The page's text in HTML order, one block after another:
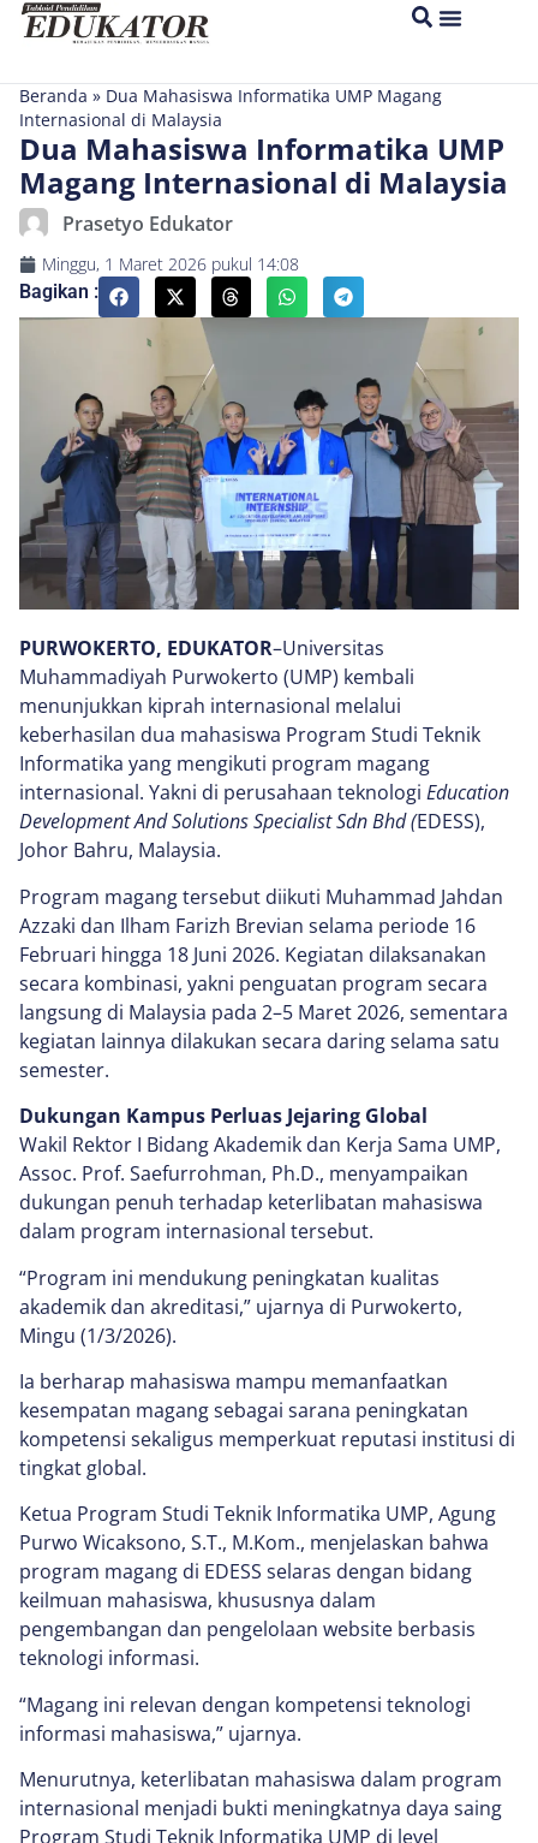
Beranda » Dua Mahasiswa Informatika UMP Magang
Internasional di Malaysia
Dua Mahasiswa Informatika UMP
Magang Internasional di Malaysia
Prasetyo Edukator
Minggu, 1 Maret 2026 pukul 14:08
Bagikan :
PURWOKERTO, EDUKATOR–Universitas
Muhammadiyah Purwokerto (UMP) kembali
menunjukkan kiprah internasional melalui
keberhasilan dua mahasiswa Program Studi Teknik
Informatika yang mengikuti program magang
internasional. Yakni di perusahaan teknologi Education
Development And Solutions Specialist Sdn Bhd (EDESS),
Johor Bahru, Malaysia.
Program magang tersebut diikuti Muhammad Jahdan
Azzaki dan Ilham Farizh Brevian selama periode 16
Februari hingga 18 Juni 2026. Kegiatan dilaksanakan
secara kombinasi, yakni penguatan program secara
langsung di Malaysia pada 2–5 Maret 2026, sementara
kegiatan lainnya dilakukan secara daring selama satu
semester.
Dukungan Kampus Perluas Jejaring Global
Wakil Rektor I Bidang Akademik dan Kerja Sama UMP,
Assoc. Prof. Saefurrohman, Ph.D., menyampaikan
dukungan penuh terhadap keterlibatan mahasiswa
dalam program internasional tersebut.
“Program ini mendukung peningkatan kualitas
akademik dan akreditasi,” ujarnya di Purwokerto,
Mingu (1/3/2026).
Ia berharap mahasiswa mampu memanfaatkan
kesempatan magang sebagai sarana peningkatan
kompetensi sekaligus memperkuat reputasi institusi di
tingkat global.
Ketua Program Studi Teknik Informatika UMP, Agung
Purwo Wicaksono, S.T., M.Kom., menjelaskan bahwa
program magang di EDESS selaras dengan bidang
keilmuan mahasiswa, khususnya dalam
pengembangan dan pengelolaan website berbasis
teknologi informasi.
“Magang ini relevan dengan kompetensi teknologi
informasi mahasiswa,” ujarnya.
Menurutnya, keterlibatan mahasiswa dalam program
internasional menjadi bukti meningkatnya daya saing
Program Studi Teknik Informatika UMP di level